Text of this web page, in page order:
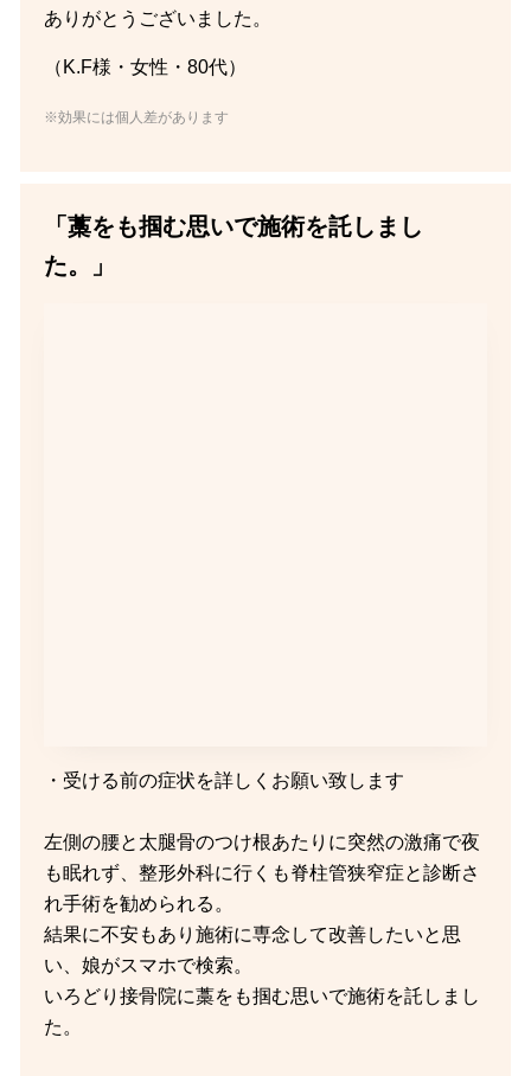
ありがとうございました。
（K.F様・女性・80代）
※効果には個人差があります
「藁をも掴む思いで施術を託しまし
た。」
・受ける前の症状を詳しくお願い致します
左側の腰と太腿骨のつけ根あたりに突然の激痛で夜
も眠れず、整形外科に行くも脊柱管狭窄症と診断さ
れ手術を勧められる。
結果に不安もあり施術に専念して改善したいと思
い、娘がスマホで検索。
いろどり接骨院に藁をも掴む思いで施術を託しまし
た。